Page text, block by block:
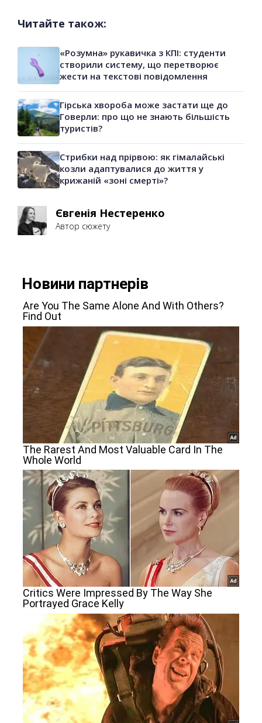
Читайте також:
«Розумна» рукавичка з КПІ: студенти
створили систему, що перетворює
жести на текстові повідомлення
Гірська хвороба може застати ще до
Говерли: про що не знають більшість
туристів?
Стрибки над прірвою: як гімалайські
козли адаптувалися до життя у
крижаній «зоні смерті»?
Євгенія Нестеренко
Автор сюжету